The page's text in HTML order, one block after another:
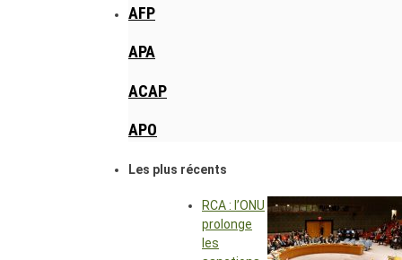
AFP
APA
ACAP
APO
Les plus récents
RCA : l’ONU
prolonge
les